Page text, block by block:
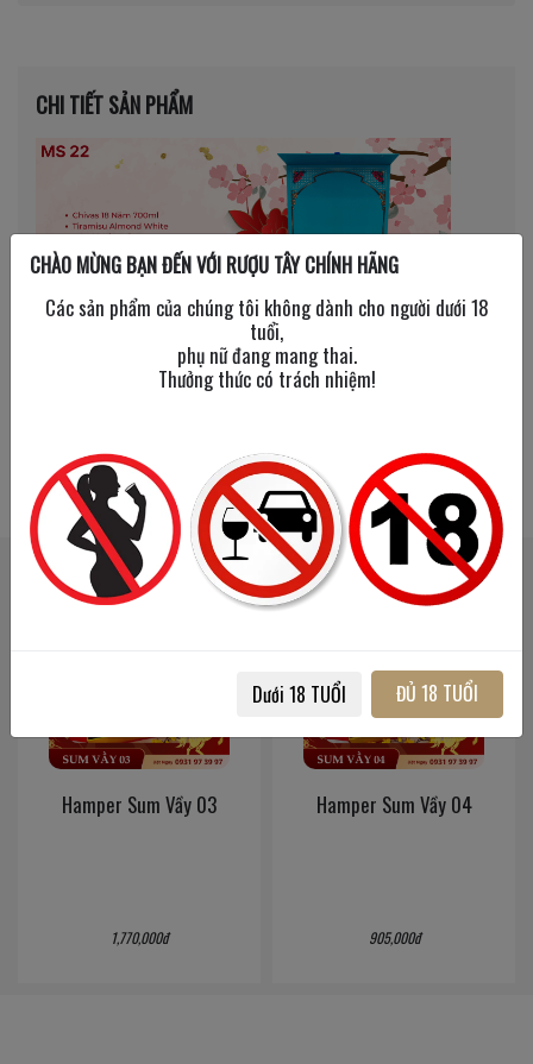
CHI TIẾT SẢN PHẨM
SẢN PHẨM LIÊN QUAN SẢN PHẨM ĐÃ XEM
Hamper Sum Vầy 03
1,770,000đ
Happy
Hamper Sum Vầy 04
905,000đ
CHÀO MỪNG BẠN ĐẾN VỚI RƯỢU TÂY CHÍNH HÃNG
Các sản phẩm của chúng tôi không dành cho người dưới 18
tuổi,
phụ nữ đang mang thai.
Thưởng thức có trách nhiệm!
Dưới 18 TUỔI ĐỦ 18 TUỔI